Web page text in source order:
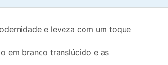
e leveza com um toque
em branco translúcido e as